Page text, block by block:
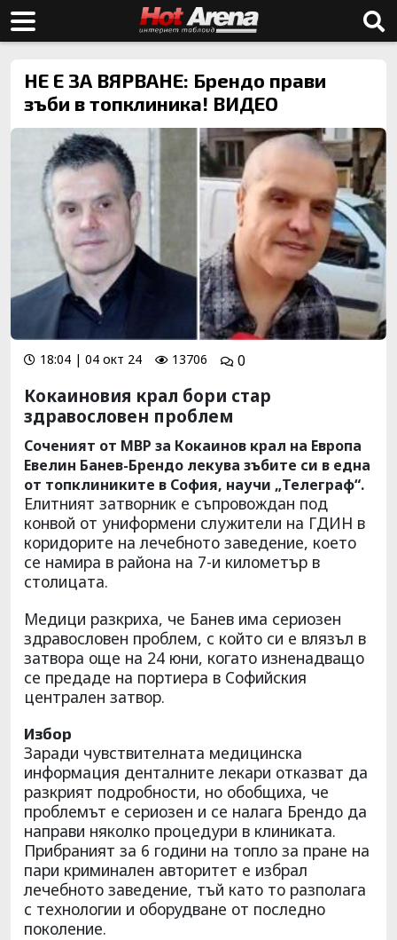
НЕ Е ЗА ВЯРВАНЕ: Брендо прави
зъби в топклиника! ВИДЕО
18:04 | 04 окт 24 13706 0
Кокаиновия крал бори стар
здравословен проблем
Соченият от МВР за Кокаинов крал на Европа
Евелин Банев-Брендо лекува зъбите си в една
от топклиниките в София, научи „Телеграф“.
Елитният затворник е съпровождан под
конвой от униформени служители на ГДИН в
коридорите на лечебното заведение, което
се намира в района на 7-и километър в
столицата.
Медици разкриха, че Банев има сериозен
здравословен проблем, с който си е влязъл в
затвора още на 24 юни, когато изненадващо
се предаде на портиера в Софийския
централен затвор.
Избор
Заради чувствителната медицинска
информация денталните лекари отказват да
разкрият подробности, но обобщиха, че
проблемът е сериозен и се налага Брендо да
направи няколко процедури в клиниката.
Прибраният за 6 години на топло за пране на
пари криминален авторитет е избрал
лечебното заведение, тъй като то разполага
с технологии и оборудване от последно
поколение.